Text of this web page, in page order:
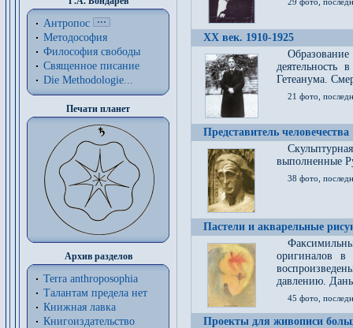
Антропос
Методософия
Философия cвободы
Священное писание
Die Methodologie...
Печати планет
Архив разделов
Terra anthroposophia
Талантам предела нет
Книжная лавка
Книгоиздательство
XX век. 1910-1925
Образование
деятельность
Гетеанума.
21 фото,
Представитель человечества
выполненные
38 фото,
Пастели и акварельные
оригиналов
давлению.
45 фото,
Проекты для живописи